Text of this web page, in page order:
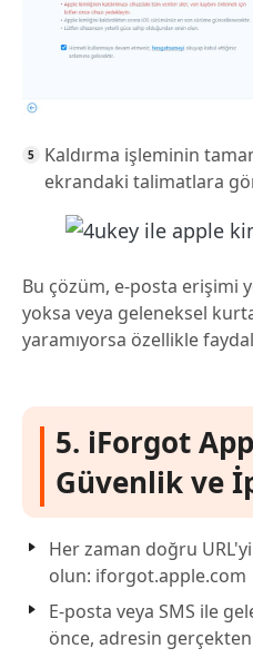
Kaldırma işleminin
ekrandaki talimatlara
Bu çözüm, e-posta erişimi
yoksa veya geleneksel
yaramıyorsa özellikle
5. iForgot
Güvenlik ve
Her zaman doğru
olun: iforgot.apple.com
E-posta veya SMS ile
önce, adresin